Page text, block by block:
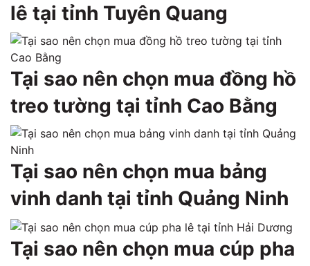
lê tại tỉnh Tuyên Quang
Tại sao nên chọn mua đồng hồ
treo tường tại tỉnh Cao Bằng
Tại sao nên chọn mua bảng
vinh danh tại tỉnh Quảng Ninh
Tại sao nên chọn mua cúp pha